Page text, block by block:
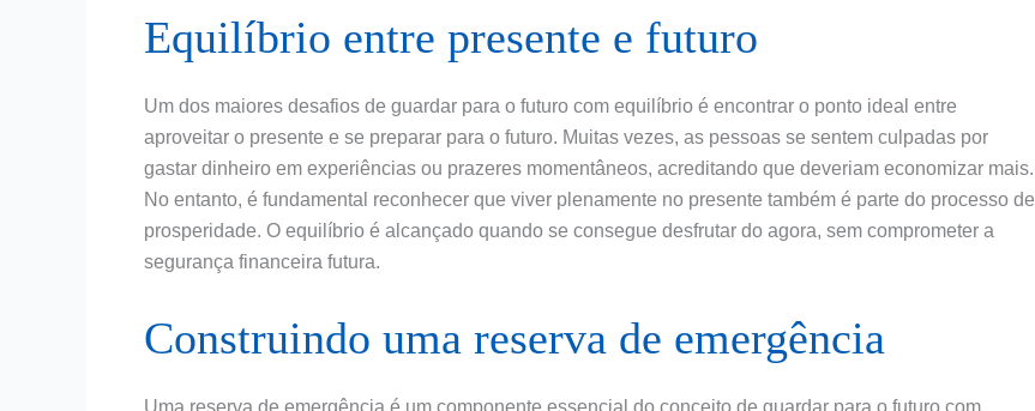
Equilíbrio entre presente e futuro
Um dos maiores desafios de guardar para o futuro com equilíbrio é encontrar o ponto ideal entre
aproveitar o presente e se preparar para o futuro. Muitas vezes, as pessoas se sentem culpadas por
gastar dinheiro em experiências ou prazeres momentâneos, acreditando que deveriam economizar mais.
No entanto, é fundamental reconhecer que viver plenamente no presente também é parte do processo de
prosperidade. O equilíbrio é alcançado quando se consegue desfrutar do agora, sem comprometer a
segurança financeira futura.
Construindo uma reserva de emergência
Uma reserva de emergência é um componente essencial do conceito de guardar para o futuro com